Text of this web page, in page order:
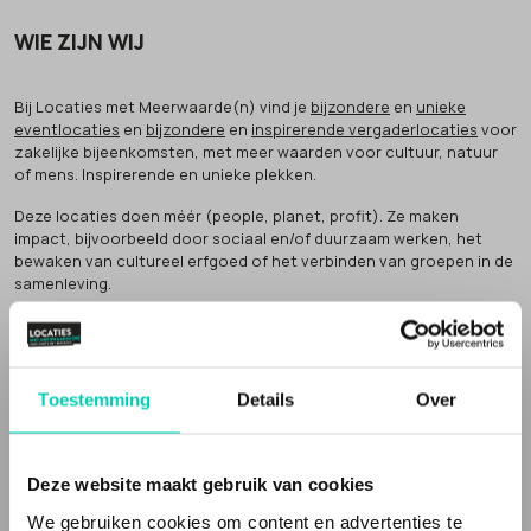
Toestemming Details Over
Deze website maakt gebruik van cookies
We gebruiken cookies om content en advertenties te
WIE ZIJN WIJ
Bij Locaties met Meerwaarde(n) vind je bijzondere en unieke
eventlocaties en bijzondere en inspirerende vergaderlocaties voor
zakelijke bijeenkomsten, met meer waarden voor cultuur, natuur
of mens. Inspirerende en unieke plekken.
Deze locaties doen méér (people, planet, profit). Ze maken
impact, bijvoorbeeld door sociaal en/of duurzaam werken, het
bewaken van cultureel erfgoed of het verbinden van groepen in de
samenleving.
Dat noemen wij
'meer waarden' voor natuur, cultuur of mens.
Een Locatie met Meerwaarde(n) vertelt een verhaal. Vaak zijn de
vergaderlocaties en evenementenlocaties gevestigd in een
en/of inrichting is niet standaard. Het zijn
unieke locaties
verhaal, die echt iets toevoegen aan je evenement of bijeenkomst.